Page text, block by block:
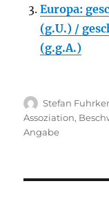
Europa:
(g.U.) /
(g.g.A.)
Author
Stefan
Assoziation,
Angabe